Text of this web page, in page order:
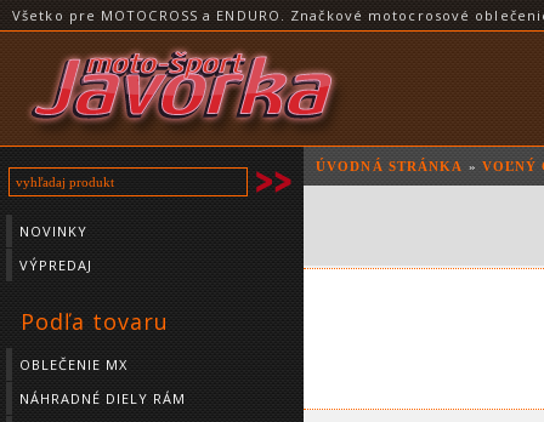
Všetko pre MOTOCROSS a ENDURO. Značkové motocrosové
NOVINKY
VÝPREDAJ
Podľa tovaru
OBLEČENIE MX
NÁHRADNÉ DIELY RÁM
ÚVODNÁ STRÁNKA » VOĽNÝ